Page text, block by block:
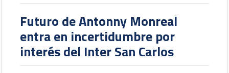
Futuro de Antonny Monreal
entra en incertidumbre por
interés del Inter San Carlos